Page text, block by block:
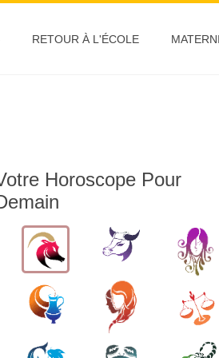
RETOUR À L'ÉCOLE
Horoscope Pour